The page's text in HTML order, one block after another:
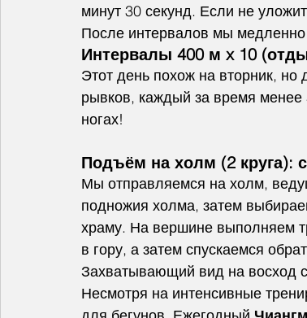
минут 30 секунд. Если не
После интервалов мы
Интервалы 400 м x 10
Этот день похож на вторник,
рывков, каждый за время менее
ногах!
Подъём на холм (2 круга):
Мы отправляемся на холм,
подножия холма, затем
храму. На вершине выполняем
в гору, а затем спускаемся
Захватывающий вид на восход
Несмотря на интенсивные